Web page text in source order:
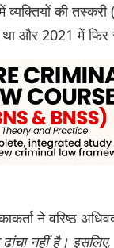
की तस्करी
था और 2021 में फिर
ने वरिष्ठ
नहीं है।